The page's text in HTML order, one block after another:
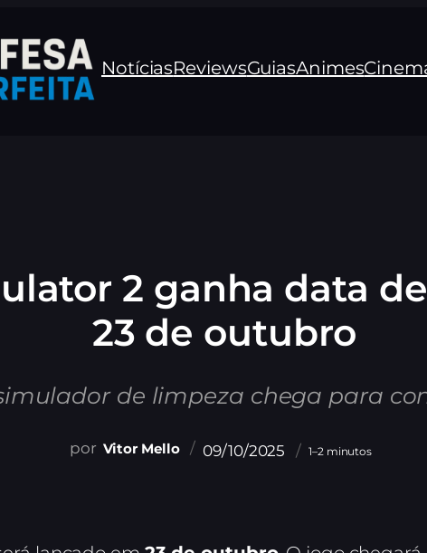
NotíciasReviewsGuiasAnimes
2 ganha data
23 de outubro
de limpeza chega para
Vitor Mello 09/10/2025 1–2 minutos